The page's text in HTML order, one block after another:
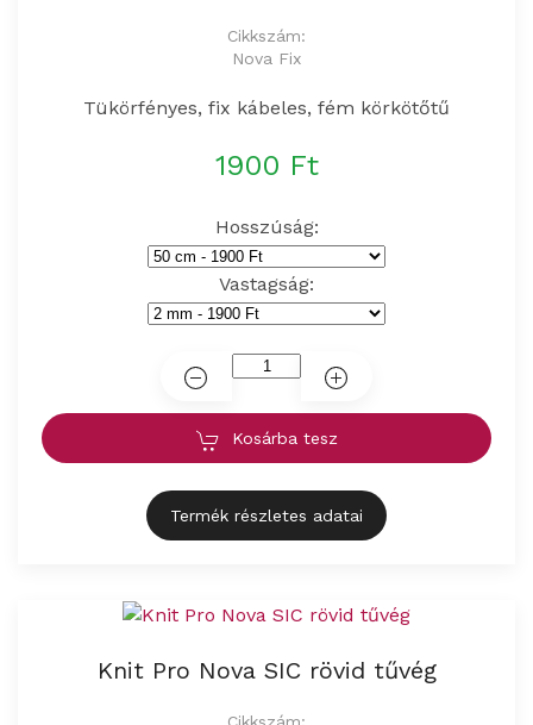
Cikkszám:
Nova Fix
Tükörfényes, fix kábeles, fém körkötőtű
1900 Ft
Hosszúság:
Vastagság:
Kosárba tesz
Termék részletes adatai
Knit Pro Nova SIC rövid tűvég